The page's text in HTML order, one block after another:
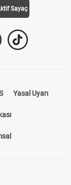
Sayaç
Yasal Uyarı